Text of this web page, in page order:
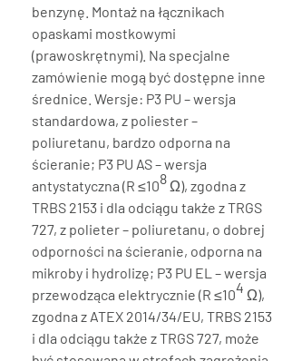
benzynę. Montaż na łącznikach
opaskami mostkowymi
(prawoskrętnymi). Na specjalne
zamówienie mogą być dostępne inne
średnice. Wersje: P3 PU – wersja
standardowa, z poliester –
poliuretanu, bardzo odporna na
ścieranie; P3 PU AS – wersja
antystatyczna (R ≤108 Ω), zgodna z
TRBS 2153 i dla odciągu także z TRGS
727, z polieter – poliuretanu, o dobrej
odporności na ścieranie, odporna na
mikroby i hydrolizę; P3 PU EL – wersja
przewodząca elektrycznie (R ≤104 Ω),
zgodna z ATEX 2014/34/EU, TRBS 2153
i dla odciągu także z TRGS 727, może